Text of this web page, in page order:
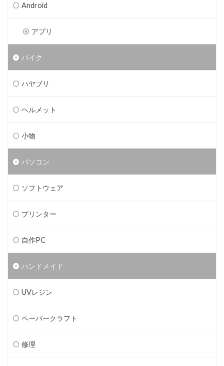
Android
アプリ
バイク
ハヤブサ
ヘルメット
小物
パソコン
ソフトウェア
プリンター
自作PC
ハンドメイド
UVレジン
ペーパークラフト
修理